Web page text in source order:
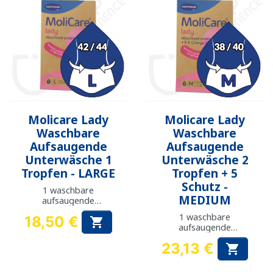
Molicare Lady
Waschbare
Aufsaugende
Unterwäsche 1
Tropfen - LARGE
1 waschbare
aufsaugende
unterwäsche
Preis
18,50 € 
Molicare Lady
Waschbare
Aufsaugende
Unterwäsche 2
Tropfen + 5
Schutz -
MEDIUM
1 waschbare
aufsaugende
unterwäsche + 5
Schutz
Preis
23,13 € 